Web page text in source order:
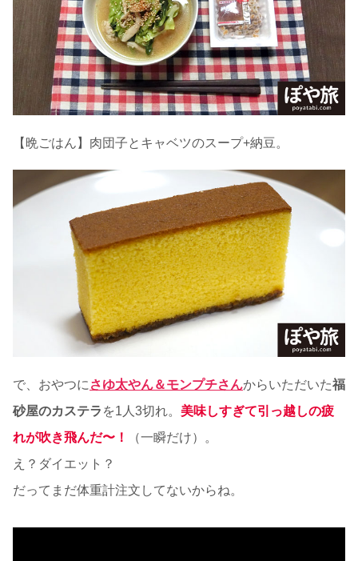
【晩ごはん】肉団子とキャベツのスープ+納豆。
で、おやつに さゆ太やん＆モンプチさんからいただいた福
砂屋のカステラ を1人3切れ。 美味しすぎて引っ越しの疲
れが吹き飛んだ〜！
（一瞬だけ）。
え？ダイエット？
だってまだ体重計注文してないからね。